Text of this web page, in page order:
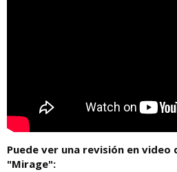
Puede ver una revisión en video
"Mirage":